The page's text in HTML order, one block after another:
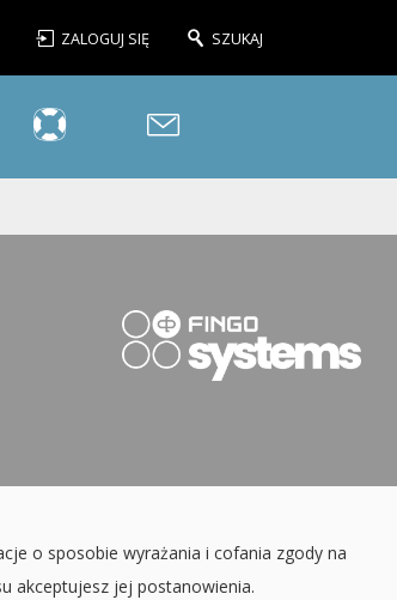
ZALOGUJ SIĘ SZUKAJ
o sposobie wyrażania i cofania zgody na
akceptujesz jej postanowienia.